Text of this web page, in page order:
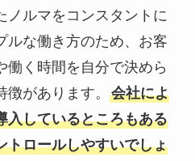
ノルマをコンスタントに
ルな働き方のため、お客
働く時間を自分で決めら
があります。 会社によ
入しているところもある
トロールしやすいでしょ